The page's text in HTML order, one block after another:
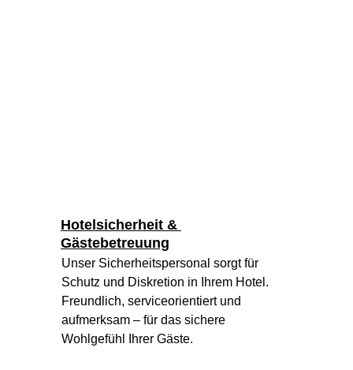
Unser Sicherheitspersonal sorgt für
Schutz und Diskretion in Ihrem Hotel.
Freundlich, serviceorientiert und
aufmerksam – für das sichere
Wohlgefühl Ihrer Gäste.
Hotelsicherheit &
Gästebetreuung